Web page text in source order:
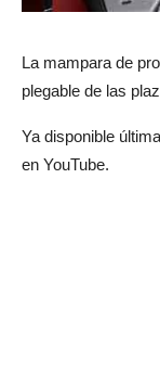
La mampara de
plegable de las
Ya disponible
en YouTube.